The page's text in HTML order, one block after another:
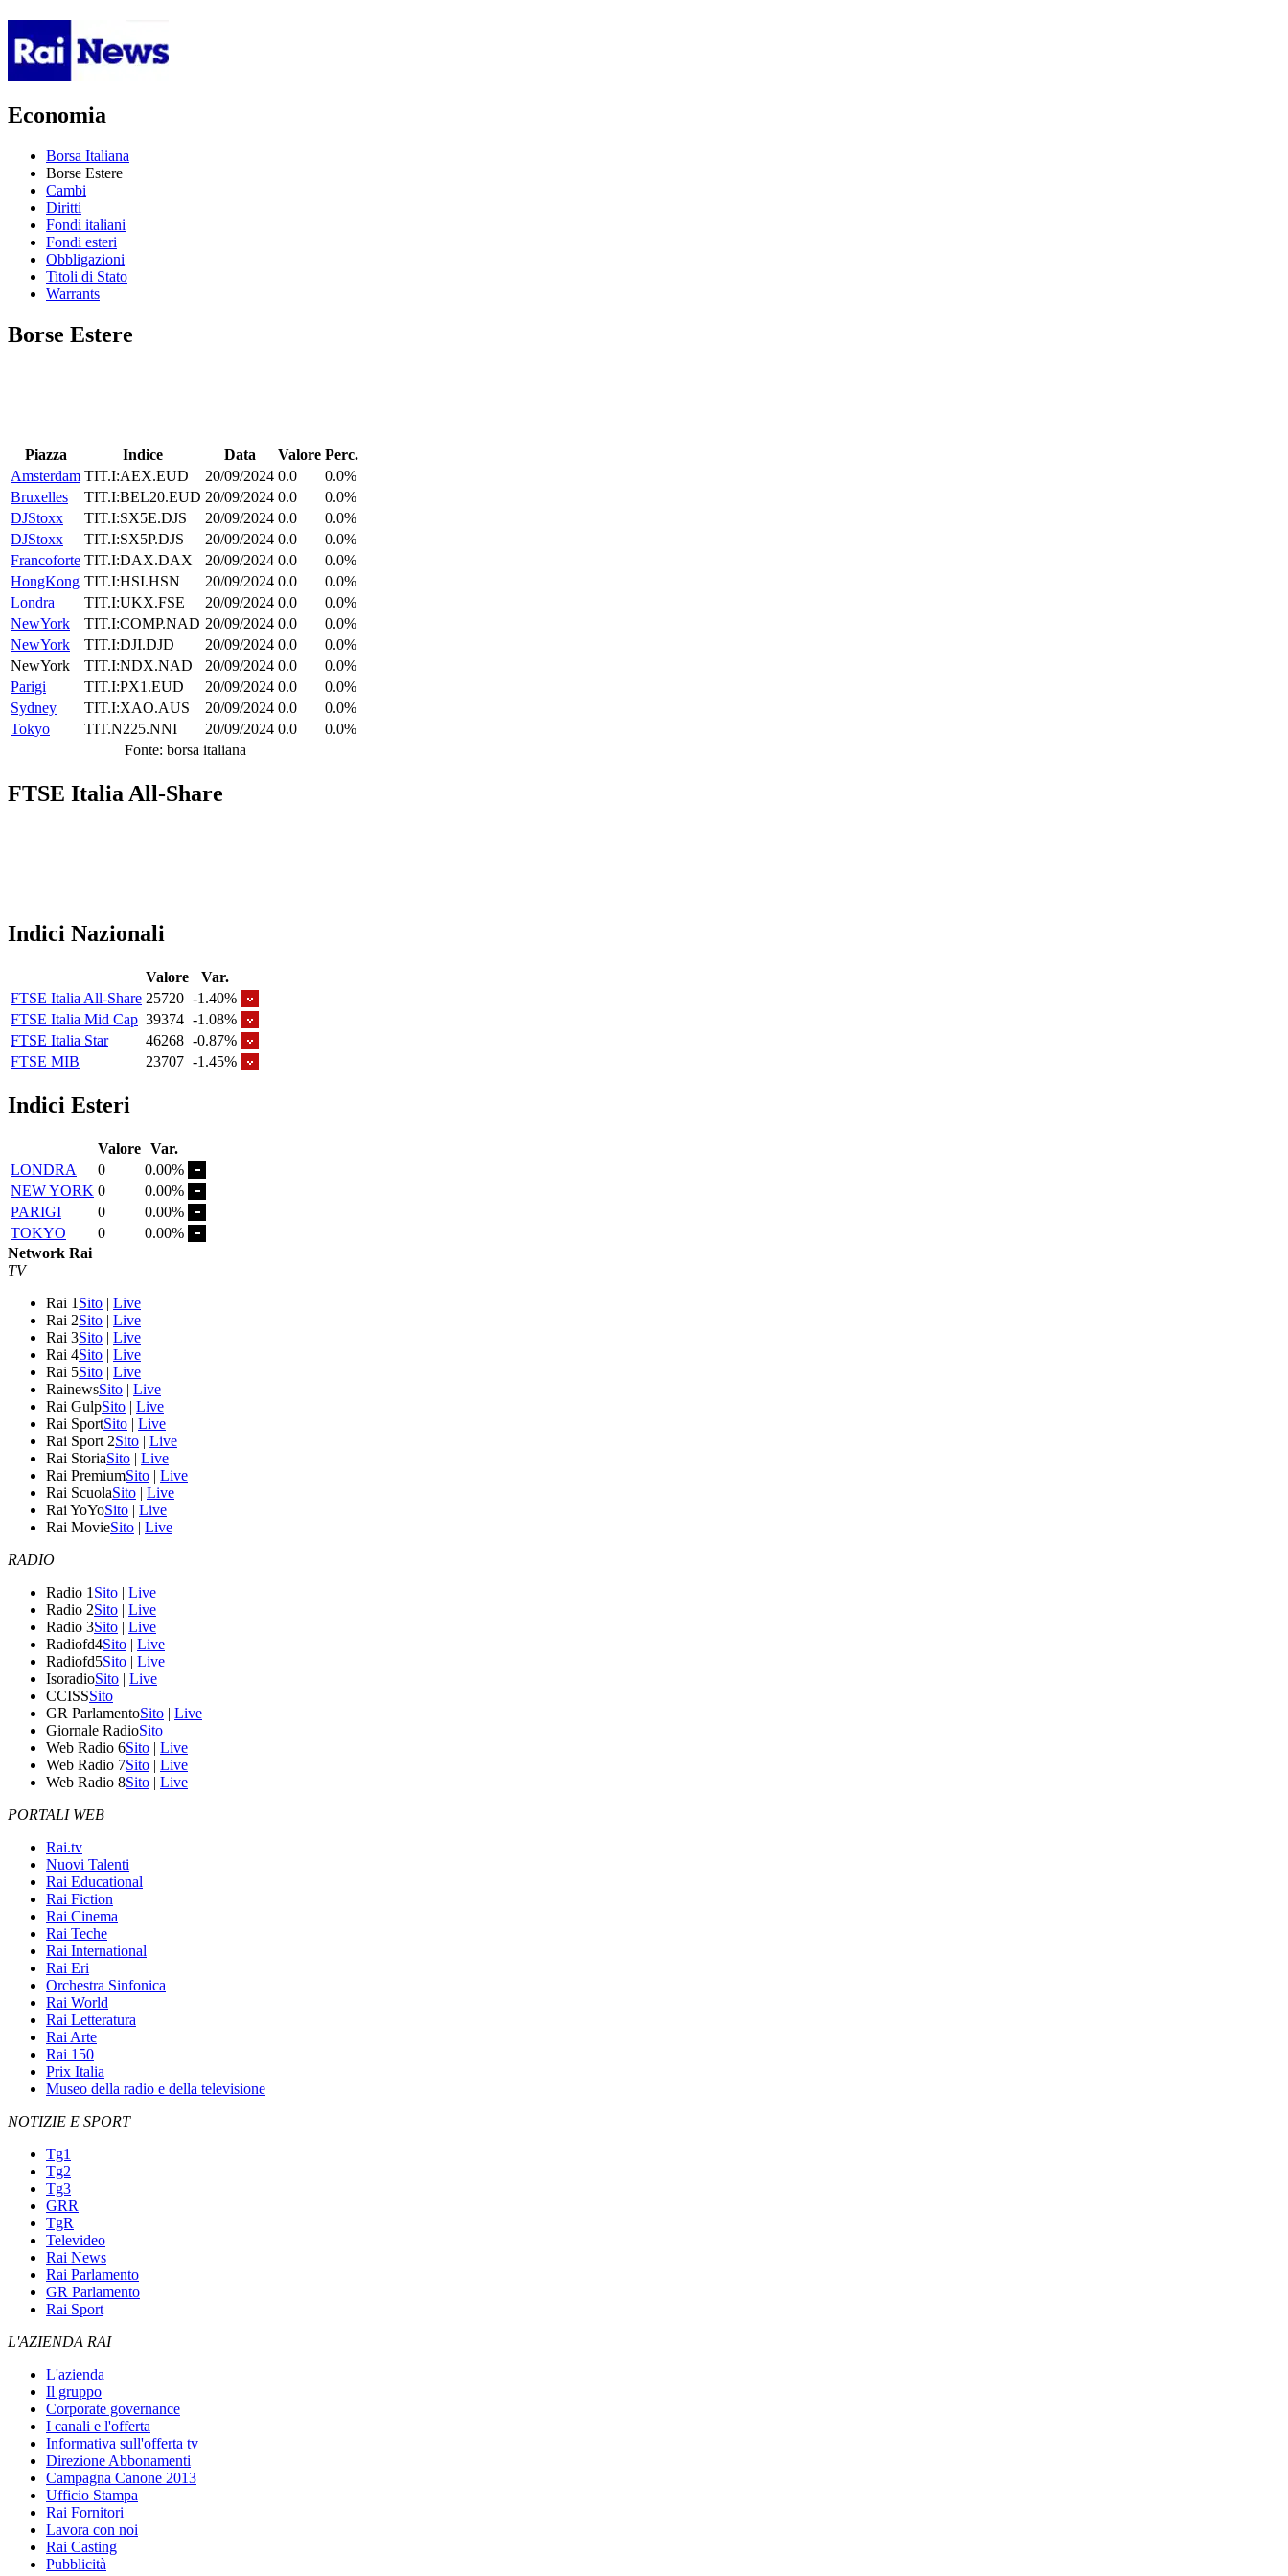
Economia
Borsa Italiana
Borse Estere
Cambi
Diritti
Fondi italiani
Fondi esteri
Obbligazioni
Titoli di Stato
Warrants
Borse Estere
Piazza Indice Data Valore Perc.
Amsterdam TIT.I:AEX.EUD 20/09/2024 0.0
0.0%
Bruxelles
TIT.I:BEL20.EUD 20/09/2024 0.0
0.0%
DJStoxx
TIT.I:SX5E.DJS 20/09/2024 0.0
0.0%
DJStoxx
TIT.I:SX5P.DJS 20/09/2024 0.0
0.0%
Francoforte TIT.I:DAX.DAX 20/09/2024 0.0
0.0%
HongKong TIT.I:HSI.HSN 20/09/2024 0.0
0.0%
Londra
TIT.I:UKX.FSE 20/09/2024 0.0
0.0%
NewYork
TIT.I:COMP.NAD 20/09/2024 0.0
0.0%
NewYork
TIT.I:DJI.DJD 20/09/2024 0.0
0.0%
NewYork
TIT.I:NDX.NAD 20/09/2024 0.0
0.0%
Parigi
TIT.I:PX1.EUD 20/09/2024 0.0
0.0%
Sydney
TIT.I:XAO.AUS 20/09/2024 0.0
0.0%
Tokyo
TIT.N225.NNI 20/09/2024 0.0
0.0%
Fonte: borsa italiana
FTSE Italia All-Share
Indici Nazionali
Valore
Var.
FTSE Italia All-Share 25720 -1.40%
FTSE Italia Mid Cap 39374 -1.08%
FTSE Italia Star
46268 -0.87%
FTSE MIB
23707 -1.45%
Indici Esteri
Valore Var.
LONDRA
0
0.00%
NEW YORK 0
0.00%
PARIGI
0
0.00%
TOKYO
0
0.00%
Network Rai
TV
Rai 1 Sito | Live
Rai 2Sito | Live
Rai 3Sito | Live
Rai 4Sito | Live
Rai 5Sito | Live
RainewsSito | Live
Rai GulpSito | Live
Rai SportSito | Live
Rai Sport 2Sito | Live
Rai StoriaSito | Live
Rai PremiumSito | Live
Rai ScuolaSito | Live
Rai YoYoSito | Live
Rai MovieSito | Live
RADIO
Radio 1 Sito | Live
Radio 2Sito | Live
Radio 3Sito | Live
Radiofd4Sito | Live
Radiofd5Sito | Live
IsoradioSito | Live
CCISSSito
GR ParlamentoSito | Live
Giornale RadioSito
Web Radio 6Sito | Live
Web Radio 7Sito | Live
Web Radio 8Sito | Live
PORTALI WEB
Rai.tv
Nuovi Talenti
Rai Educational
Rai Fiction
Rai Cinema
Rai Teche
Rai International
Rai Eri
Orchestra Sinfonica
Rai World
Rai Letteratura
Rai Arte
Rai 150
Prix Italia
Museo della radio e della televisione
NOTIZIE E SPORT
Tg1
Tg2
Tg3
GRR
TgR
Televideo
Rai News
Rai Parlamento
GR Parlamento
Rai Sport
L'AZIENDA RAI
L'azienda
Il gruppo
Corporate governance
I canali e l'offerta
Informativa sull'offerta tv
Direzione Abbonamenti
Campagna Canone 2013
Ufficio Stampa
Rai Fornitori
Lavora con noi
Rai Casting
Pubblicità